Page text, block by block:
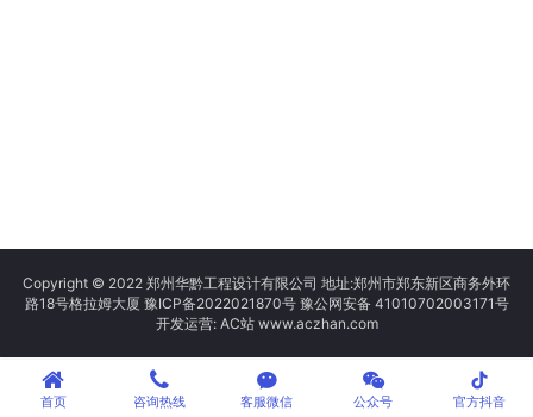
Copyright © 2022 郑州华黔工程设计有限公司 地址:郑州市郑东新区商务外环
路18号格拉姆大厦 豫ICP备2022021870号 豫公网安备 41010702003171号
开发运营: AC站 www.aczhan.com
首页 咨询热线 客服微信 公众号
tiktok
官方抖音